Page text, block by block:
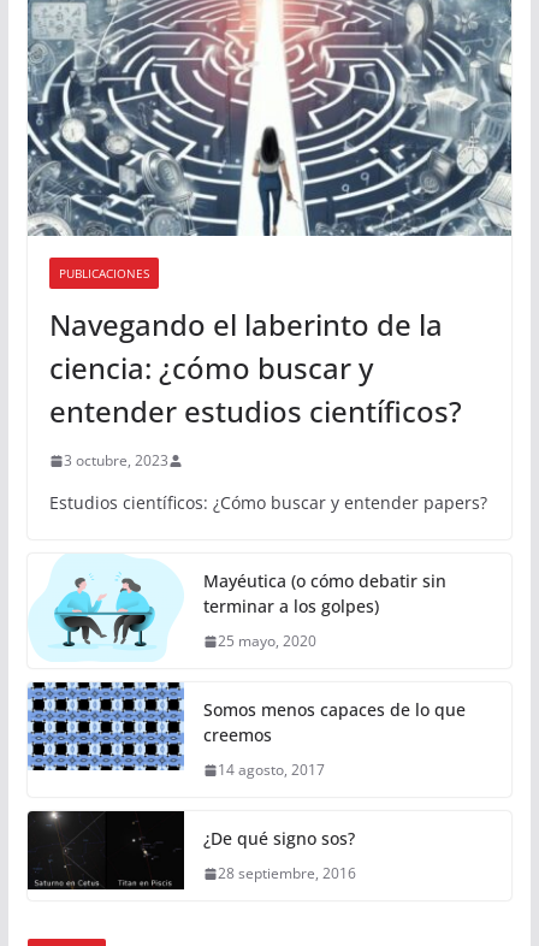
PUBLICACIONES
Navegando el laberinto de la
ciencia: ¿cómo buscar y
entender estudios científicos?
3 octubre, 2023
Estudios científicos: ¿Cómo buscar y entender papers?
Mayéutica (o cómo debatir sin
terminar a los golpes)
25 mayo, 2020
Somos menos capaces de lo que
creemos
14 agosto, 2017
¿De qué signo sos?
28 septiembre, 2016